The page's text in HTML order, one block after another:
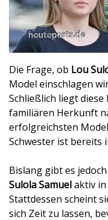
Die Frage, ob Lou
Model einschlagen
Schließlich liegt
familiären Herkunft
erfolgreichsten
Schwester ist bereits
Bislang gibt es
Sulola Samuelaktiv
Stattdessen scheint
sich Zeit zu lassen,